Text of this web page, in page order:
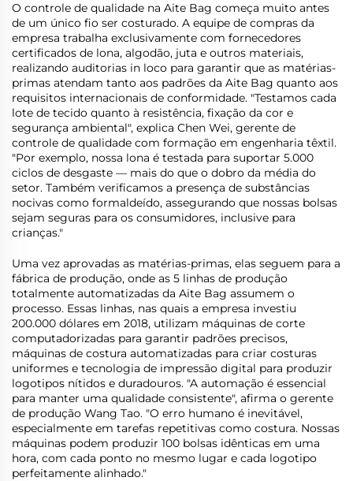
O controle de qualidade na Aite Bag começa muito antes
de um único fio ser costurado. A equipe de compras da
empresa trabalha exclusivamente com fornecedores
certificados de lona, algodão, juta e outros materiais,
realizando auditorias in loco para garantir que as matérias-
primas atendam tanto aos padrões da Aite Bag quanto aos
requisitos internacionais de conformidade. "Testamos cada
lote de tecido quanto à resistência, fixação da cor e
segurança ambiental", explica Chen Wei, gerente de
controle de qualidade com formação em engenharia têxtil.
"Por exemplo, nossa lona é testada para suportar 5.000
ciclos de desgaste — mais do que o dobro da média do
setor. Também verificamos a presença de substâncias
nocivas como formaldeído, assegurando que nossas bolsas
sejam seguras para os consumidores, inclusive para
crianças."
Uma vez aprovadas as matérias-primas, elas seguem para a
fábrica de produção, onde as 5 linhas de produção
totalmente automatizadas da Aite Bag assumem o
processo. Essas linhas, nas quais a empresa investiu
200.000 dólares em 2018, utilizam máquinas de corte
computadorizadas para garantir padrões precisos,
máquinas de costura automatizadas para criar costuras
uniformes e tecnologia de impressão digital para produzir
logotipos nítidos e duradouros. "A automação é essencial
para manter uma qualidade consistente", afirma o gerente
de produção Wang Tao. "O erro humano é inevitável,
especialmente em tarefas repetitivas como costura. Nossas
máquinas podem produzir 100 bolsas idênticas em uma
hora, com cada ponto no mesmo lugar e cada logotipo
perfeitamente alinhado."